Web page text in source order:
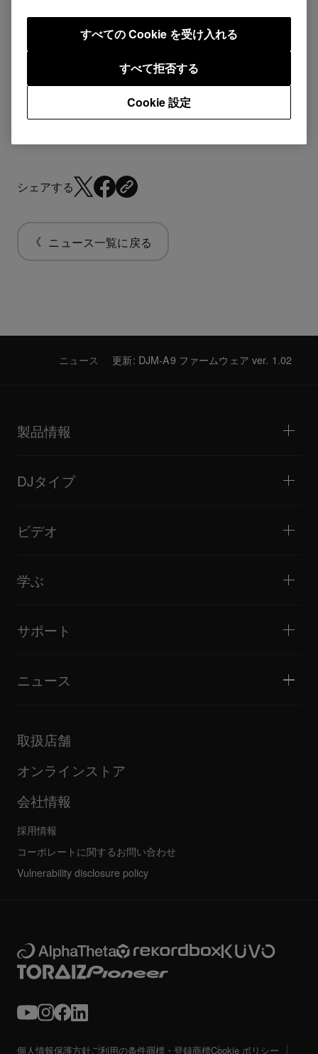
なることがある 不具合を修正しました。
A9
ファームウ
ェア
ver.
1.02
ページ
シェアする
ニュース一覧に戻る
ニュース 更新: DJM-A9 ファームウェア ver. 1.02
製品情報
DJミキサー
オールインワンDJシステム
DJサンプラー
DJエフェクター
モニタースピーカー
ポータブルDJスピーカー
DJタイプ
ライブストリーミング
ミニクラブ / バー・ラウンジ
バトル / パフォーマンス
音楽制作
ビデオ
チュートリアル
ヒント・テクニック
カルチャー
ドキュメンタリー
学ぶ
DJスクール
Open format/Hip Hop DJにお勧めの製品
サポート
サポートゲートウェイを見る
ファームウェア・ドライバのダウンロード
FAQ
コミュニティフォーラム
サービス、修理、保証
ニュース
企業情報
その他
取扱店舗
オンラインストア
会社情報
採用情報
コーポレートに関するお問い合わせ
Vulnerability disclosure policy
個人情報保護方針ご利用の条件商標・登録商標Cookie ポリシー
Cookie 設定
すべて拒否する
すべての Cookie を受け入れる